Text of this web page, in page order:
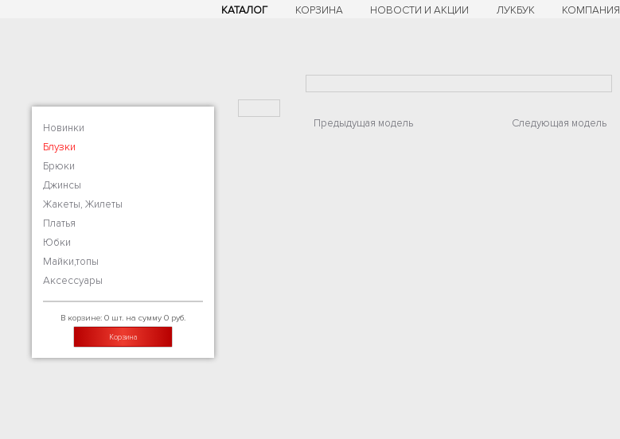
КАТАЛОГ КОРЗИНА НОВОСТИ И АКЦИИ ЛУКБУК КОМПАНИЯ
Новинки
Блузки
Брюки
Джинсы
Жакеты, Жилеты
Платья
Юбки
Майки,топы
Аксессуары
В корзине: 0 шт. на сумму 0 руб.
Корзина
Предыдущая модель Следующая модель